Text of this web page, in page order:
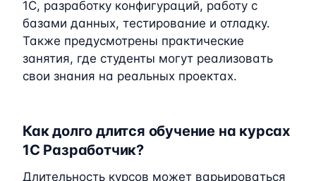
1C, разработку конфигураций, работу с
базами данных, тестирование и отладку.
Также предусмотрены практические
занятия, где студенты могут реализовать
свои знания на реальных проектах.
Как долго длится обучение на курсах
1C Разработчик?
Длительность курсов может варьироваться